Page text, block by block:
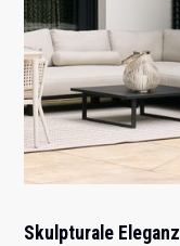
Skulpturale Eleganz